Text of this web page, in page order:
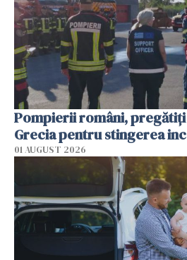
Pompierii români,
Grecia pentru stingerea
01 AUGUST 2026